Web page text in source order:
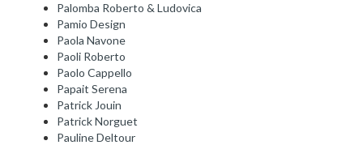
Palomba Roberto & Ludovica
Pamio Design
Paola Navone
Paoli Roberto
Paolo Cappello
Papait Serena
Patrick Jouin
Patrick Norguet
Pauline Deltour